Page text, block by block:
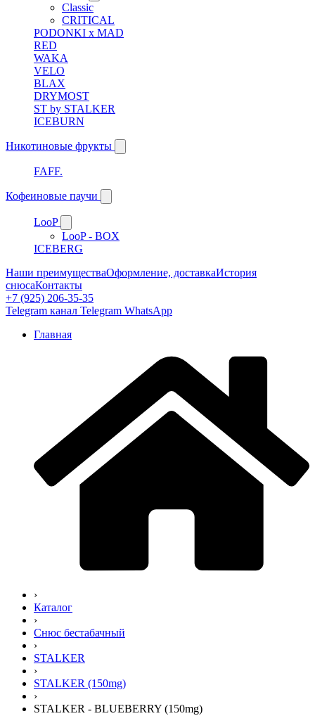
Classic
CRITICAL
PODONKI x MAD
RED
WAKA
VELO
BLAX
DRYMOST
ST by STALKER
ICEBURN
Никотиновые фрукты
FAFF.
Кофеиновые паучи
LooP
LooP - BOX
ICEBERG
Наши преимуществаОформление, доставкаИстория
снюсаКонтакты
+7 (925) 206-35-35
Telegram канал Telegram WhatsApp
Главная
›
Каталог
›
Снюс бестабачный
›
STALKER
›
STALKER (150mg)
›
STALKER - BLUEBERRY (150mg)